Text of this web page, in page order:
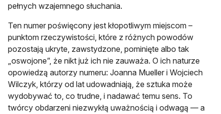
pełnych wzajemnego słuchania.
Ten numer poświęcony jest kłopotliwym miejscom –
punktom rzeczywistości, które z różnych powodów
pozostają ukryte, zawstydzone, pominięte albo tak
„oswojone”, że nikt już ich nie zauważa. O ich naturze
opowiedzą autorzy numeru: Joanna Mueller i Wojciech
Wilczyk, którzy od lat udowadniają, że sztuka może
wydobywać to, co trudne, i nadawać temu sens. To
twórcy obdarzeni niezwykłą uważnością i odwagą — a